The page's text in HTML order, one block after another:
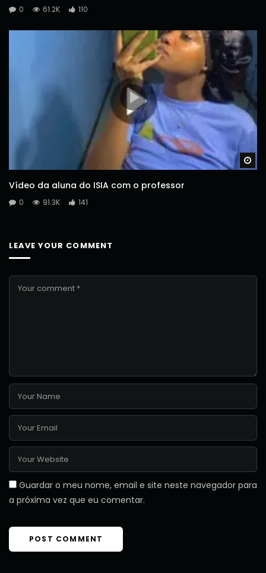
0 61.2K 110
Vídeo da aluna do ISIA com o professor
0 91.3K 141
LEAVE YOUR COMMENT
Guardar o meu nome, email e site neste navegador para
a próxima vez que eu comentar.